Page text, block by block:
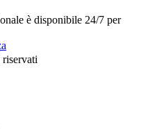
è disponibile 24/7 per